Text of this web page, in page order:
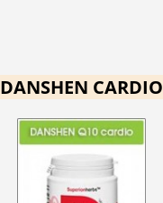
DANSHEN CARDIO